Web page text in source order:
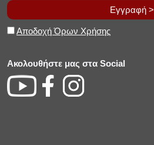
Εγγραφή >
Αποδοχή Όρων Χρήσης
Ακολουθήστε μας στα Social